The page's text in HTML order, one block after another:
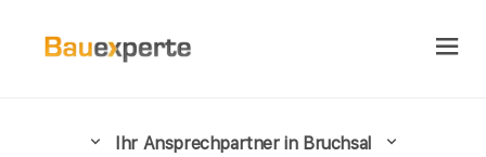
Ihr Ansprechpartner in Bruchsal